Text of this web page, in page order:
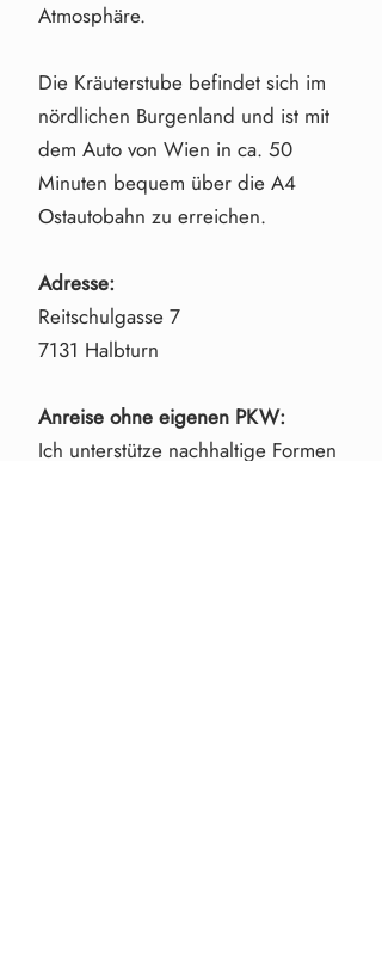
Atmosphäre.
Die Kräuterstube befindet sich im
nördlichen Burgenland und ist mit
dem Auto von Wien in ca. 50
Minuten bequem über die A4
Ostautobahn zu erreichen.
Adresse:
Reitschulgasse 7
7131 Halbturn
Anreise ohne eigenen PKW:
Ich unterstütze nachhaltige Formen